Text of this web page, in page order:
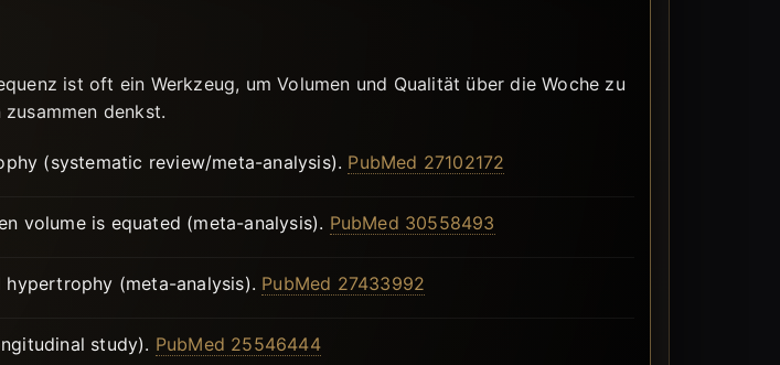
ist oft ein Werkzeug, um Volumen und Qualität über die Woche zu
denkst.
(systematic review/meta-analysis). PubMed 27102172
volume is equated (meta-analysis). PubMed 30558493
(meta-analysis). PubMed 27433992
study). PubMed 25546444